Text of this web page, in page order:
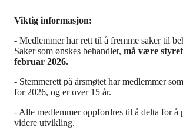
Viktig informasjon:
- Medlemmer har rett til å fremme saker til
Saker som ønskes behandlet, må være styret
februar 2026.
- Stemmerett på årsmøtet har medlemmer
for 2026, og er over 15 år.
- Alle medlemmer oppfordres til å delta for å
videre utvikling.